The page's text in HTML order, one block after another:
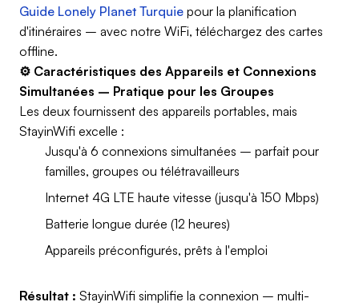
Guide Lonely Planet Turquie pour la planification
d'itinéraires – avec notre WiFi, téléchargez des cartes
offline.
⚙️ Caractéristiques des Appareils et Connexions
Simultanées – Pratique pour les Groupes
Les deux fournissent des appareils portables, mais
StayinWifi excelle :
Jusqu'à 6 connexions simultanées – parfait pour
familles, groupes ou télétravailleurs
Internet 4G LTE haute vitesse (jusqu'à 150 Mbps)
Batterie longue durée (12 heures)
Appareils préconfigurés, prêts à l'emploi
Résultat : StayinWifi simplifie la connexion – multi-